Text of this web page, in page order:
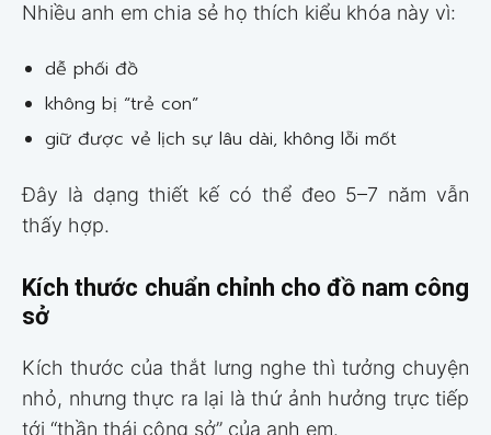
Nhiều anh em chia sẻ họ thích kiểu khóa này vì:
dễ phối đồ
không bị “trẻ con”
giữ được vẻ lịch sự lâu dài, không lỗi mốt
Đây là dạng thiết kế có thể đeo 5–7 năm vẫn
thấy hợp.
Kích thước chuẩn chỉnh cho đồ nam công
sở
Kích thước của thắt lưng nghe thì tưởng chuyện
nhỏ, nhưng thực ra lại là thứ ảnh hưởng trực tiếp
tới “thần thái công sở” của anh em.